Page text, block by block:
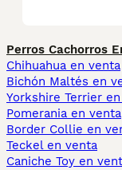
Perros Cachorros
Chihuahua en venta
Bichón Maltés en
Yorkshire Terrier
Pomerania en venta
Border Collie en
Teckel en venta
Caniche Toy en